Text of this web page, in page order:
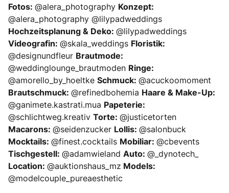
Fotos: @alera_photography Konzept:
@alera_photography @lilypadweddings
Hochzeitsplanung & Deko: @lilypadweddings
Videografin: @skala_weddings Floristik:
@designundfleur Brautmode:
@weddinglounge_brautmoden Ringe:
@amorello_by_hoeltke Schmuck: @acuckoomoment
Brautschmuck: @refinedbohemia Haare & Make-Up:
@ganimete.kastrati.mua Papeterie:
@schlichtweg.kreativ Torte: @justicetorten
Macarons: @seidenzucker Lollis: @salonbuck
Mocktails: @finest.cocktails Mobiliar: @cbevents
Tischgestell: @adamwieland Auto: @_dynotech_
Location: @auktionshaus_mz Models:
@modelcouple_pureaesthetic